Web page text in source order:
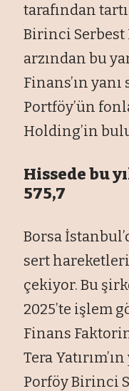
tarafından
Birinci Serbest
arzından bu
Finans’ın yanı
Portföy’ün
Holding’in
Hissede bu
575,7
Borsa
sert
çekiyor. Bu
2025’te işlem
Finans
Tera
Porföy Birinci